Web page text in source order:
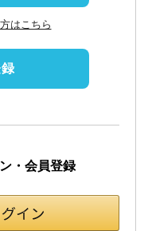
はこちら
・会員登録